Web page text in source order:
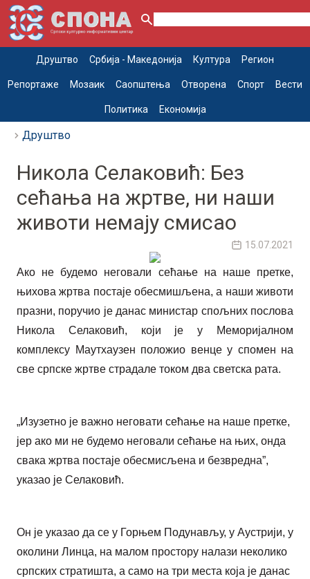
Друштво Србија - Македонија Култура Регион
Репортаже Мозаик Саопштења Отворена Спорт Вести
Политика Економија
Друштво
Никола Селаковић: Без
сећања на жртве, ни наши
животи немају смисао
15.07.2021
Ако не будемо неговали сећање на наше претке,
њихова жртва постаје обесмишљена, а наши животи
празни, поручио је данас министар спољних послова
Никола Селаковић, који је у Меморијалном
комплексу Маутхаузен положио венце у спомен на
све српске жртве страдале током два светска рата.
„Изузетно је важно неговати сећање на наше претке,
јер ако ми не будемо неговали сећање на њих, онда
свака жртва постаје обесмисљена и безвредна”,
указао је Селаковић.
Он је указао да се у Горњем Подунављу, у Аустрији, у
околини Линца, на малом простору налази неколико
српских стратишта, а само на три места која је данас